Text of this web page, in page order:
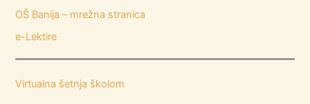
OŠ Banija – mrežna stranica
e-Lektire
Virtualna šetnja školom